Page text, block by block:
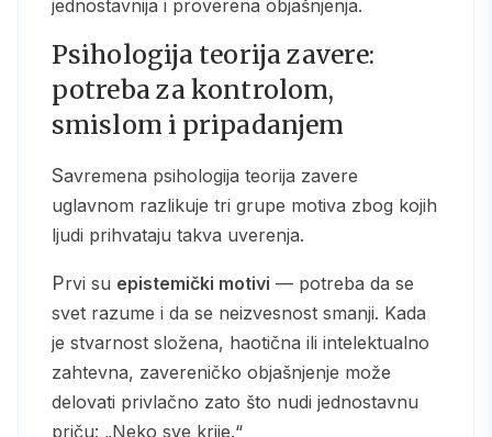
jednostavnija i proverena objašnjenja.
Psihologija teorija zavere:
potreba za kontrolom,
smislom i pripadanjem
Savremena psihologija teorija zavere
uglavnom razlikuje tri grupe motiva zbog kojih
ljudi prihvataju takva uverenja.
Prvi su epistemički motivi — potreba da se
svet razume i da se neizvesnost smanji. Kada
je stvarnost složena, haotična ili intelektualno
zahtevna, zavereničko objašnjenje može
delovati privlačno zato što nudi jednostavnu
priču: „Neko sve krije.“